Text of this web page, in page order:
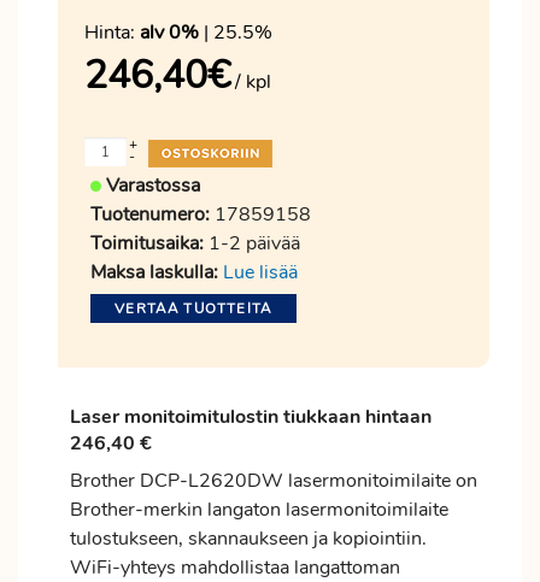
Hinta: alv 0% | 25.5%
246,40€/ kpl
-
+
Varastossa
Tuotenumero: 17859158
Toimitusaika: 1-2 päivää
Maksa laskulla: Lue lisää
VERTAA TUOTTEITA
Laser monitoimitulostin tiukkaan hintaan
246,40 €
Brother DCP-L2620DW lasermonitoimilaite on
Brother-merkin langaton lasermonitoimilaite
tulostukseen, skannaukseen ja kopiointiin.
WiFi-yhteys mahdollistaa langattoman